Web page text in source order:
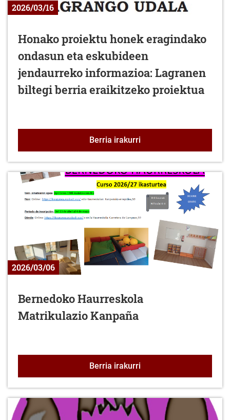
2026/03/16
Honako proiektu honek eragindako
ondasun eta eskubideen
jendaurreko informazioa: Lagranen
biltegi berria eraikitzeko proiektua
Berria irakurri
2026/03/06
Bernedoko Haurreskola
Matrikulazio Kanpaña
Berria irakurri